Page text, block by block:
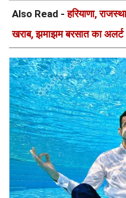
Also Read -हरियाणा,
खराब, झमाझम बरसात का अलर्ट